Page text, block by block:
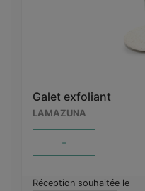
Galet exfoliant
LAMAZUNA
-
Réception souhaitée le